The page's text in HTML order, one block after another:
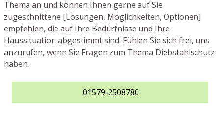
Thema an und können Ihnen gerne auf Sie
zugeschnittene [Lösungen, Möglichkeiten, Optionen]
empfehlen, die auf Ihre Bedürfnisse und Ihre
Haussituation abgestimmt sind. Fühlen Sie sich frei, uns
anzurufen, wenn Sie Fragen zum Thema Diebstahlschutz
haben.
01579-2508780